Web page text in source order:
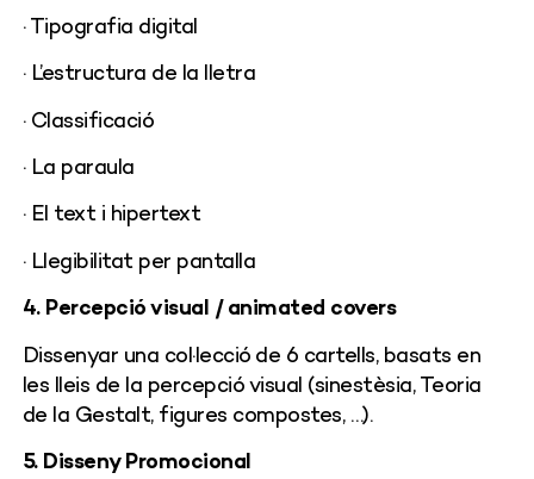
· Tipografia digital
· L’estructura de la lletra
· Classificació
· La paraula
· El text i hipertext
· Llegibilitat per pantalla
4. Percepció visual / animated covers
Dissenyar una col·lecció de 6 cartells, basats en
les lleis de la percepció visual (sinestèsia, Teoria
de la Gestalt, figures compostes, …).
5. Disseny Promocional